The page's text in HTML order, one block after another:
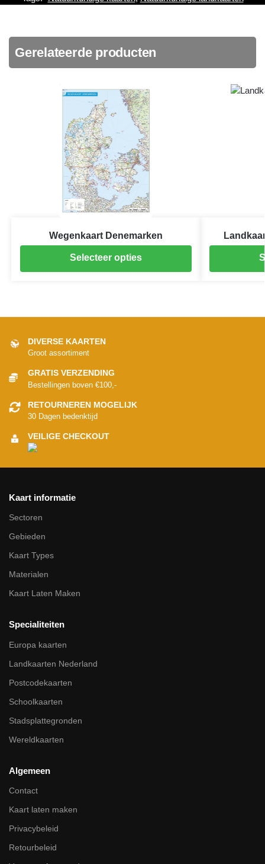
Gerelateerde producten
Wegenkaart Denemarken
Selecteer opties
DIVERSE KAARTEN
Groot assortiment
GRATIS VERZENDING
Bestellingen boven €100,-
RETOURNEREN MOGELIJK
30 Dagen bedenktijd
VEILIGE CHECKOUT
Kaart informatie
Sectoren
Gebieden
Kaart Types
Materialen
Kaart Laten Maken
Specialiteiten
Europa kaarten
Landkaarten Nederland
Postcodekaarten
Schoolkaarten
Stadsplattegronden
Wereldkaarten
Algemeen
Contact
Kaart laten maken
Privacybeleid
Retourbeleid